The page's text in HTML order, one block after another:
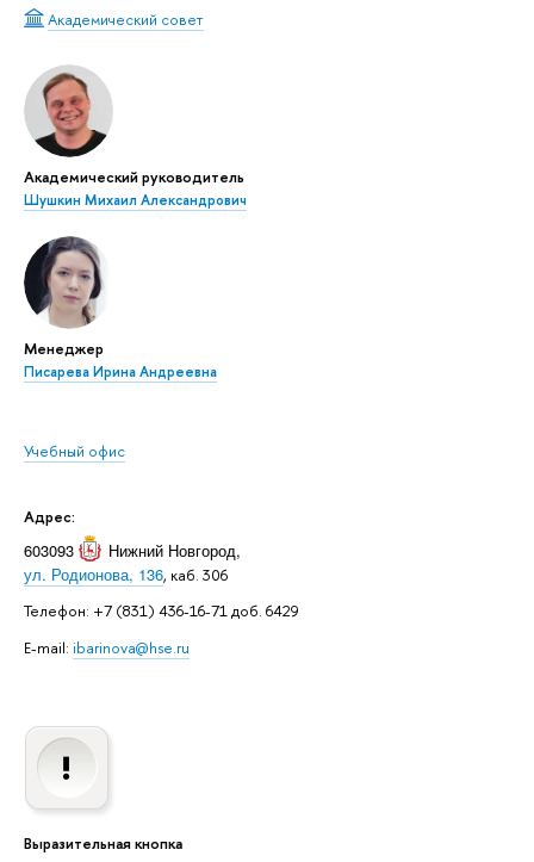
Академический совет
Академический руководитель
Шушкин Михаил Александрович
Менеджер
Писарева Ирина Андреевна
Учебный офис
Адрес:
603093 Нижний Новгород,
ул. Родионова, 136, каб. 306
Телефон: +7 (831) 436-16-71 доб. 6429
E-mail: ibarinova@hse.ru
Выразительная кнопка